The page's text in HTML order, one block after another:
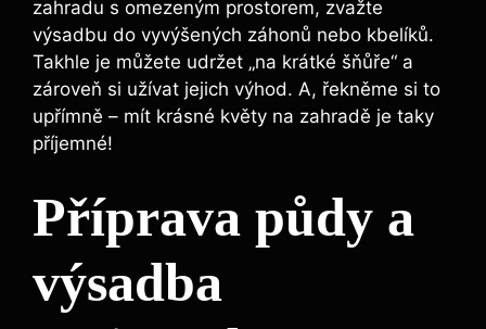
zahradu s omezeným prostorem, zvažte
výsadbu do vyvýšených záhonů nebo kbelíků.
Takhle je můžete udržet „na krátké šňůře“ a
zároveň si užívat jejich výhod. A, řekněme si to
upřímně – mít krásné květy na zahradě je taky
příjemné!
Příprava půdy a
výsadba